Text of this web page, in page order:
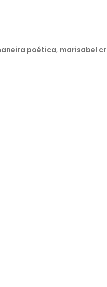
poética, marisabel